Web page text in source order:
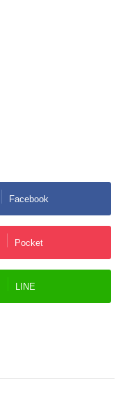
Facebook
Pocket
LINE